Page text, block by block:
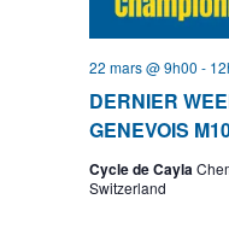
DERNIER
GENEVOIS
22 mars @ 9h00 -
Cycle de Cayla
Switzerland